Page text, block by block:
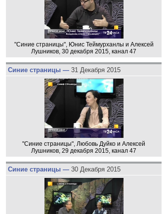
"Синие страницы", Юнис Теймурханлы и Алексей
Лушников, 30 декабря 2015, канал 47
Синие страницы — 31 Декабря 2015
"Синие страницы", Любовь Дуйко и Алексей
Лушников, 29 декабря 2015, канал 47
Синие страницы — 30 Декабря 2015